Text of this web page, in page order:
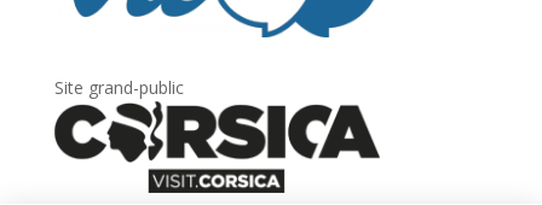
Site grand-public